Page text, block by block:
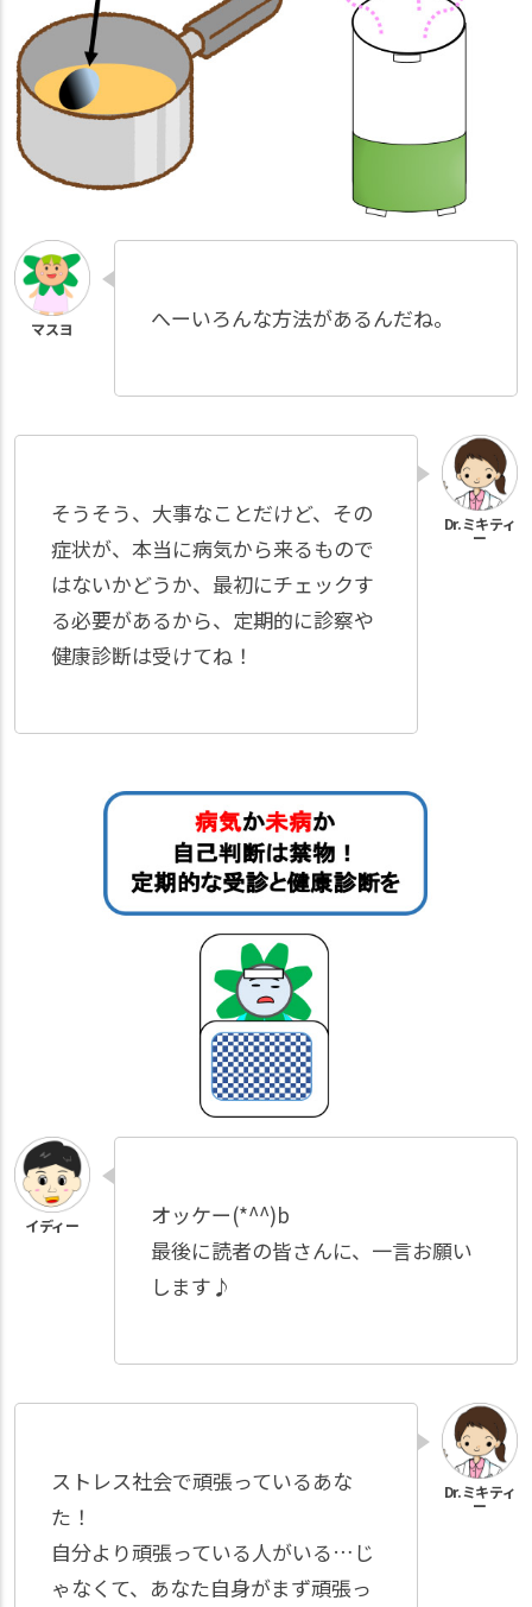
へーいろんな方法があるんだね。
そうそう、大事なことだけど、その
症状が、本当に病気から来るもので
はないかどうか、最初にチェックす
る必要があるから、定期的に診察や
健康診断は受けてね！
オッケー(*^^)b
最後に読者の皆さんに、一言お願い
します♪
ストレス社会で頑張っているあな
た！
自分より頑張っている人がいる…じ
ゃなくて、あなた自身がまず頑張っ